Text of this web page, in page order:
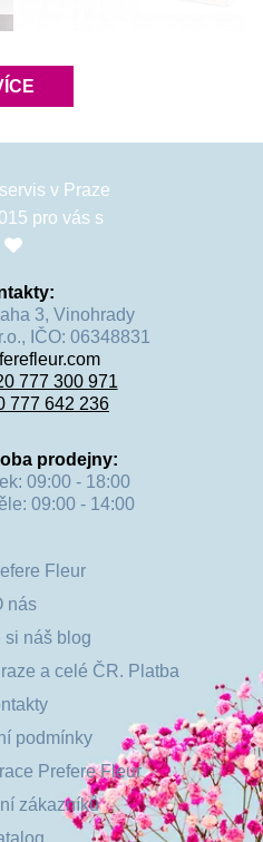
můžete při registraci na
na další objednávky.
vyjádřit.
v Praze
pro vás s
3, Vinohrady
IČO: 06348831
777 300 971
777 642 236
prodejny:
09:00 - 18:00
09:00 - 14:00
Fleur
nás
si náš blog
a celé ČR. Platba
podmínky
Prefere Fleur
zákazníků